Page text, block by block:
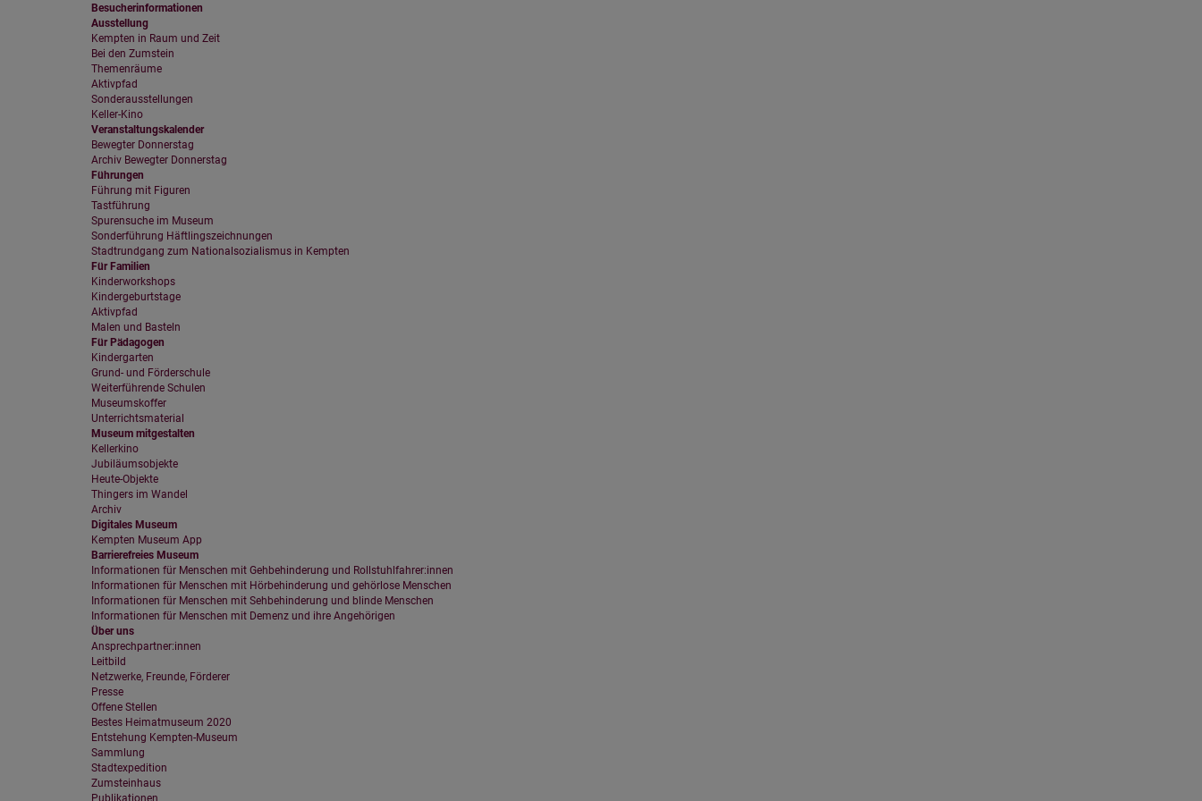
Besucherinformationen
Ausstellung
Kempten in Raum und Zeit
Bei den Zumstein
Themenräume
Aktivpfad
Sonderausstellungen
Keller-Kino
Veranstaltungskalender
Bewegter Donnerstag
Archiv Bewegter Donnerstag
Führungen
Führung mit Figuren
Tastführung
Spurensuche im Museum
Sonderführung Häftlingszeichnungen
Stadtrundgang zum Nationalsozialismus in Kempten
Für Familien
Kinderworkshops
Kindergeburtstage
Aktivpfad
Malen und Basteln
Für Pädagogen
Kindergarten
Grund- und Förderschule
Weiterführende Schulen
Museumskoffer
Unterrichtsmaterial
Museum mitgestalten
Kellerkino
Jubiläumsobjekte
Heute-Objekte
Thingers im Wandel
Archiv
Digitales Museum
Kempten Museum App
Barrierefreies Museum
Informationen für Menschen mit Gehbehinderung und Rollstuhlfahrer:innen
Informationen für Menschen mit Hörbehinderung und gehörlose Menschen
Informationen für Menschen mit Sehbehinderung und blinde Menschen
Informationen für Menschen mit Demenz und ihre Angehörigen
Über uns
Ansprechpartner:innen
Leitbild
Netzwerke, Freunde, Förderer
Presse
Offene Stellen
Bestes Heimatmuseum 2020
Entstehung Kempten-Museum
Sammlung
Stadtexpedition
Zumsteinhaus
Publikationen